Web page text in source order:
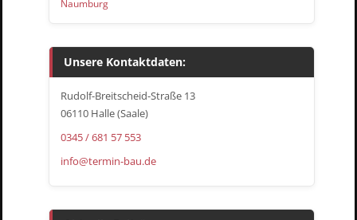
Naumburg
Unsere Kontaktdaten:
Rudolf-Breitscheid-Straße 13
06110 Halle (Saale)
0345 / 681 57 553
info@termin-bau.de